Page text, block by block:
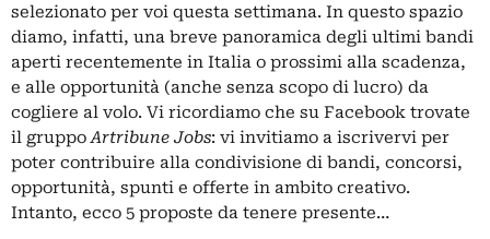
selezionato per voi questa settimana. In questo spazio
diamo, infatti, una breve panoramica degli ultimi bandi
aperti recentemente in Italia o prossimi alla scadenza,
e alle opportunità (anche senza scopo di lucro) da
cogliere al volo. Vi ricordiamo che su Facebook trovate
il gruppoArtribune Jobs: vi invitiamo a iscrivervi per
poter contribuire alla condivisione di bandi, concorsi,
opportunità, spunti e offerte in ambito creativo.
Intanto, ecco 5 proposte da tenere presente…